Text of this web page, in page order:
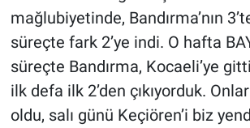
mağlubiyetinde, Bandırma’nın
süreçte fark 2’ye indi. O hafta
süreçte Bandırma, Kocaeli’ye
ilk defa ilk 2’den çıkıyorduk.
oldu, salı günü Keçiören’i biz